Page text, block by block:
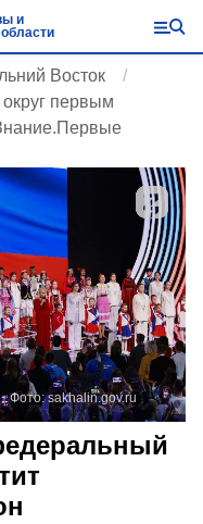
и
Восток
первым
Фото:sakhalin.gov.ru